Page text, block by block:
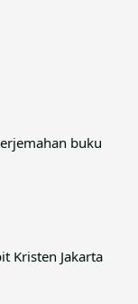
buku
Kristen Jakarta